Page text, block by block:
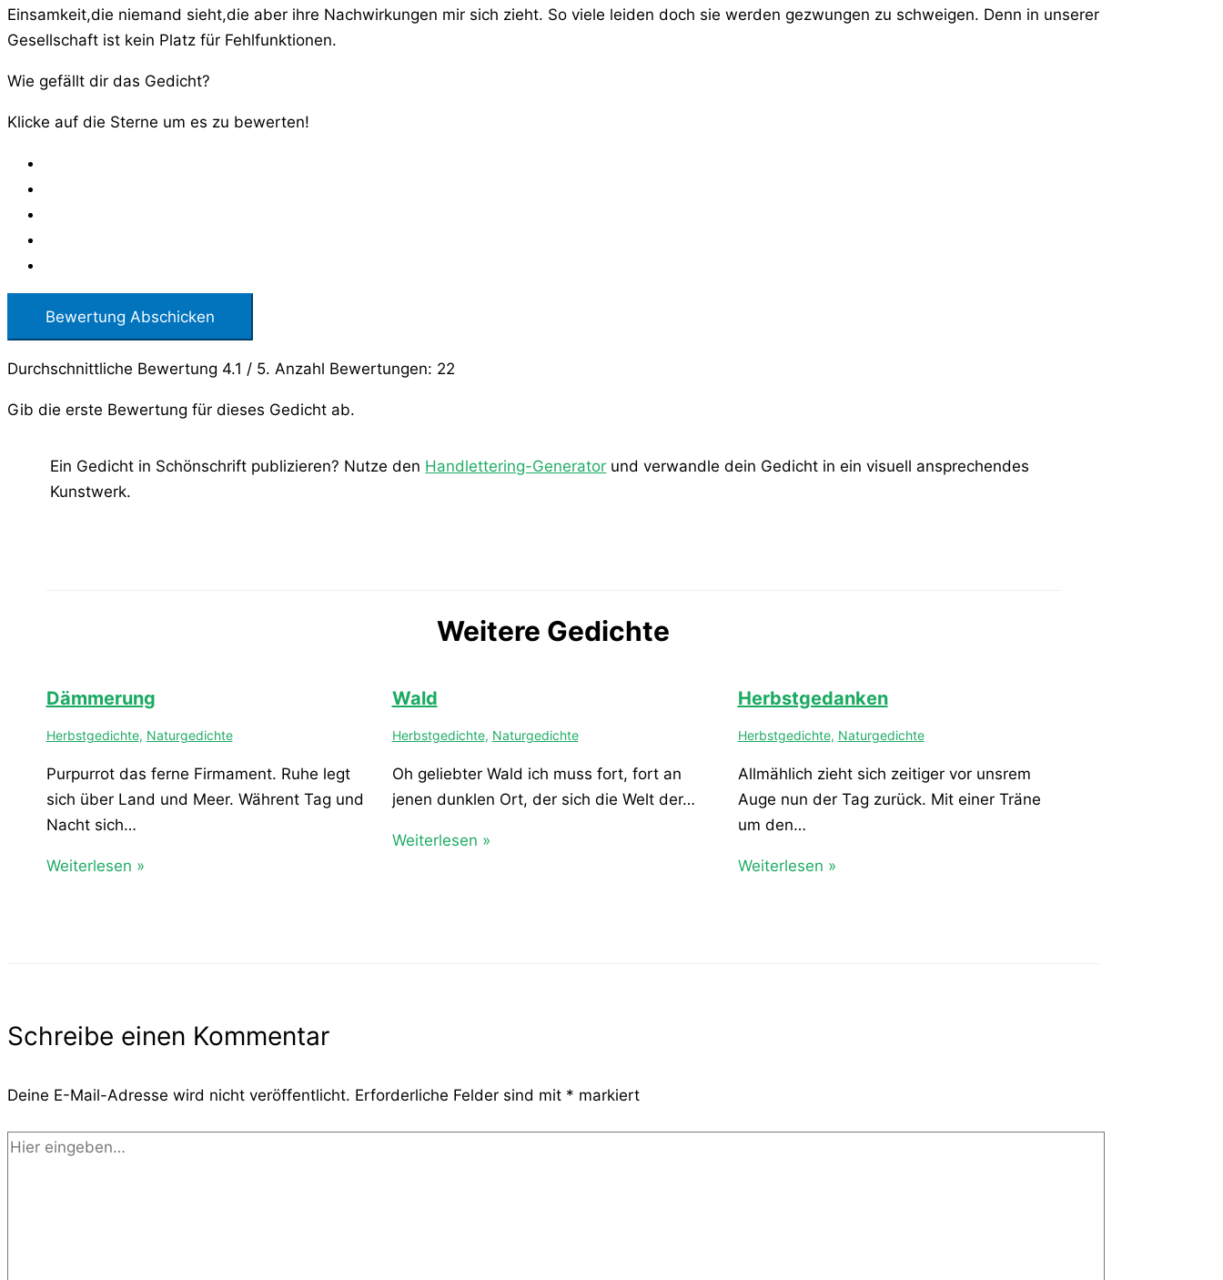
Einsamkeit,die niemand sieht,die aber ihre Nachwirkungen mir sich zieht. So viele leiden doch sie werden gezwungen zu schweigen. Denn in unserer
Gesellschaft ist kein Platz für Fehlfunktionen.
Wie gefällt dir das Gedicht?
Klicke auf die Sterne um es zu bewerten!
Bewertung Abschicken
Durchschnittliche Bewertung 4.1 / 5. Anzahl Bewertungen: 22
Gib die erste Bewertung für dieses Gedicht ab.
Ein Gedicht in Schönschrift publizieren? Nutze den Handlettering-Generator und verwandle dein Gedicht in ein visuell ansprechendes
Kunstwerk.
Weitere Gedichte
Dämmerung
Herbstgedichte, Naturgedichte
Purpurrot das ferne Firmament. Ruhe legt
sich über Land und Meer. Währent Tag und
Nacht sich…
Weiterlesen »
Wald
Herbstgedichte, Naturgedichte
Oh geliebter Wald ich muss fort, fort an
jenen dunklen Ort, der sich die Welt der…
Weiterlesen »
Herbstgedanken
Herbstgedichte, Naturgedichte
Allmählich zieht sich zeitiger vor unsrem
Auge nun der Tag zurück. Mit einer Träne
um den…
Weiterlesen »
Schreibe einen Kommentar
Deine E-Mail-Adresse wird nicht veröffentlicht. Erforderliche Felder sind mit * markiert
Hier